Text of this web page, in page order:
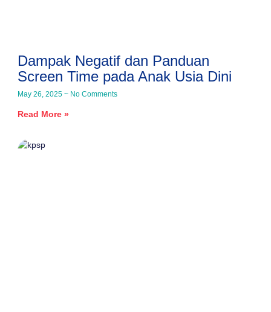
Dampak Negatif dan Panduan
Screen Time pada Anak Usia Dini
May 26, 2025 No Comments
Read More »